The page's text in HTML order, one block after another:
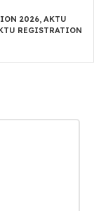
2026, AKTU
REGISTRATION